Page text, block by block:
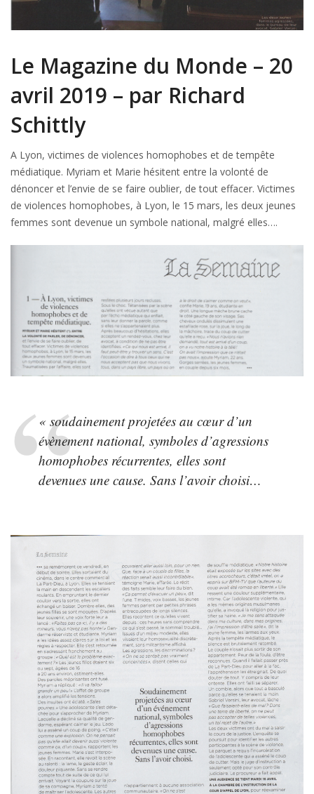
Le Magazine du Monde – 20
avril 2019 – par Richard
Schittly
A Lyon, victimes de violences homophobes et de tempête
médiatique. Myriam et Marie hésitent entre la volonté de
dénoncer et l’envie de se faire oublier, de tout effacer. Victimes
de violences homophobes, à Lyon, le 15 mars, les deux jeunes
femmes sont devenue un symbole national, malgré elles….
« soudainement projetées au cœur d’un
évènement national, symboles d’agressions
homophobes récurrentes, elles sont
devenues une cause. Sans l’avoir choisi…